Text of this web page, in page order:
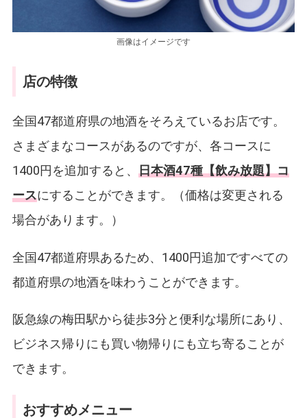
画像はイメージです
店の特徴
全国47都道府県の地酒をそろえているお店です。
さまざまなコースがあるのですが、各コースに
1400円を追加すると、 日本酒47種【飲み放題】コ
ースにすることができます。（価格は変更される
場合があります。）
全国47都道府県あるため、1400円追加ですべての
都道府県の地酒を味わうことができます。
阪急線の梅田駅から徒歩3分と便利な場所にあり、
ビジネス帰りにも買い物帰りにも立ち寄ることが
できます。
おすすめメニュー